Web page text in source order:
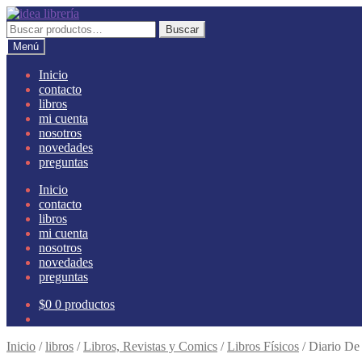
Ir
a
la
navegación
Ir
al
contenido
Buscar
por:
Buscar
Menú
Inicio
contacto
libros
mi cuenta
nosotros
novedades
preguntas
Inicio
contacto
libros
mi cuenta
nosotros
novedades
preguntas
$0 0 productos
Inicio /libros /Libros, Revistas y Comics /Libros Físicos /Diario De